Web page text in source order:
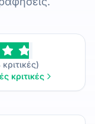
κριτικές